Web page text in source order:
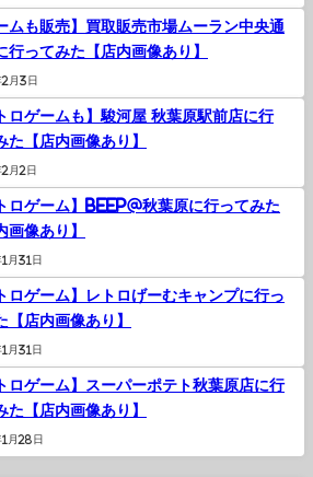
ムも販売】買取販売市場ムーラン中央通
行ってみた【店内画像あり】
月3日
ロゲームも】駿河屋 秋葉原駅前店に行
た【店内画像あり】
月2日
ロゲーム】BEEP@秋葉原に行ってみた
画像あり】
月31日
ロゲーム】レトロげーむキャンプに行っ
【店内画像あり】
月31日
ロゲーム】スーパーポテト秋葉原店に行
た【店内画像あり】
月28日